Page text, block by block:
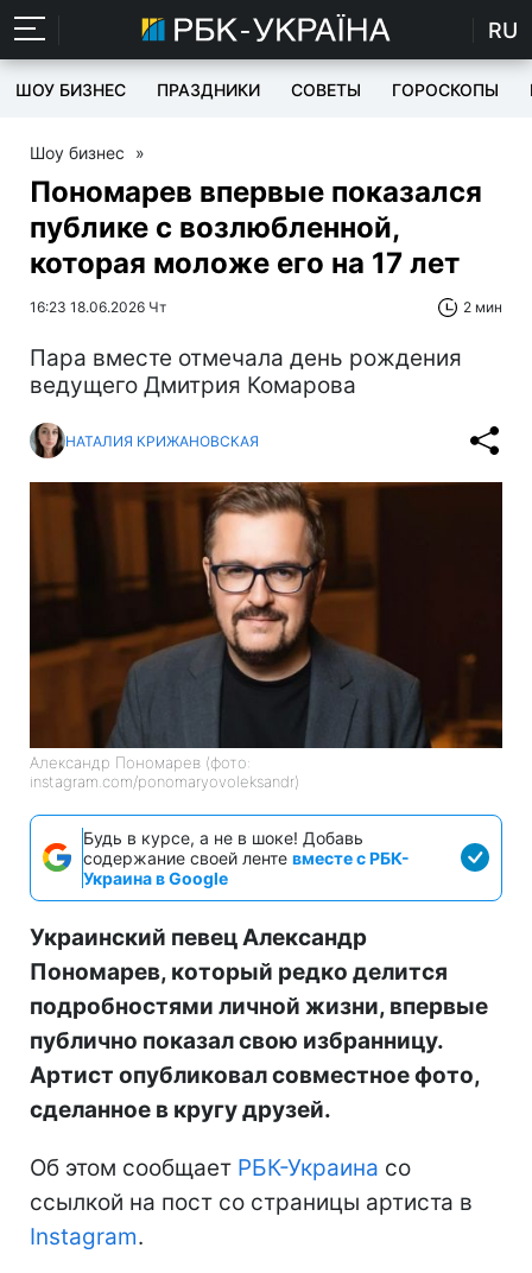
RU
ШОУ БИЗНЕС ПРАЗДНИКИ СОВЕТЫ ГОРОСКОПЫ
Шоу бизнес »
Пономарев впервые показался
публике с возлюбленной,
которая моложе его на 17 лет
16:23 18.06.2026 Чт 2 мин
Пара вместе отмечала день рождения
ведущего Дмитрия Комарова
НАТАЛИЯ КРИЖАНОВСКАЯ
Александр Пономарев (фото:
instagram.com/ponomaryovoleksandr)
Будь в курсе, а не в шоке! Добавь
содержание своей ленте вместе с РБК-
Украина в Google
Украинский певец Александр
Пономарев, который редко делится
подробностями личной жизни, впервые
публично показал свою избранницу.
Артист опубликовал совместное фото,
сделанное в кругу друзей.
Об этом сообщает РБК-Украина со
ссылкой на пост со страницы артиста в
Instagram.